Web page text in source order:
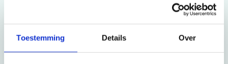
Toestemming Details Over
Meld je aan voor onze nieuwsbrief, zo ben je altijd op
de hoogte van de leukste reizen.